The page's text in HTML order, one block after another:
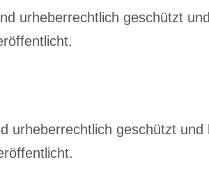
urheberrechtlich geschützt
urheberrechtlich geschützt